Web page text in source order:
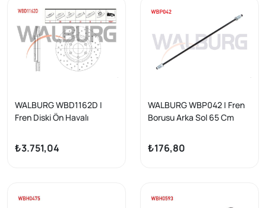
WALBURG WBD1162D |
Fren Diski Ön Havalı
296X28x68x38 Nissan
Navara (D40) 2.5 DCI
₺3.751,04
WALBURG WBP042 | Fren
Borusu Arka Sol 65 Cm
₺176,80